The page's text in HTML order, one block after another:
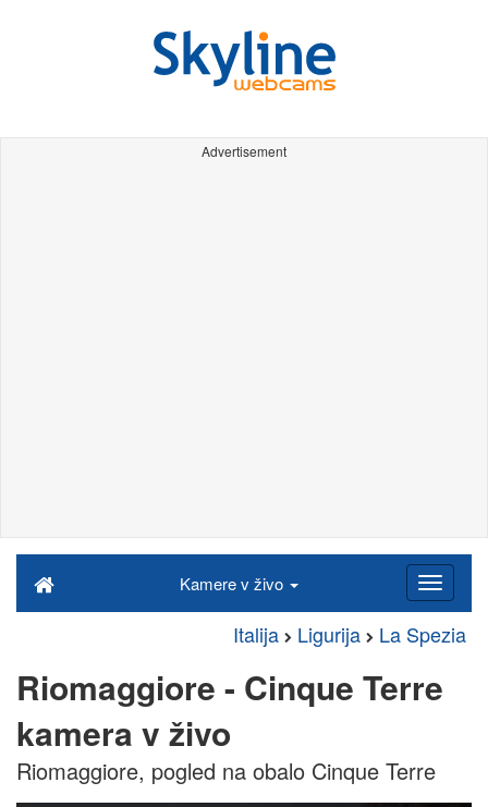
Advertisement
Kamere v živo
Italija Ligurija La Spezia
Riomaggiore - Cinque Terre
kamera v živo
Riomaggiore, pogled na obalo Cinque Terre